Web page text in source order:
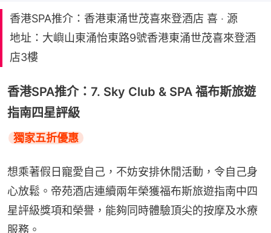
香港SPA推介：香港東涌世茂喜來登酒店 喜 ‧ 源
地址：大嶼山東涌怡東路9號香港東涌世茂喜來登酒
店3樓
香港SPA推介：7. Sky Club & SPA 福布斯旅遊
指南四星評級
獨家五折優惠
想乘著假日寵愛自己，不妨安排休閒活動，令自己身
心放鬆。帝苑酒店連續兩年榮獲福布斯旅遊指南中四
星評級獎項和榮譽，能夠同時體驗頂尖的按摩及水療
服務。